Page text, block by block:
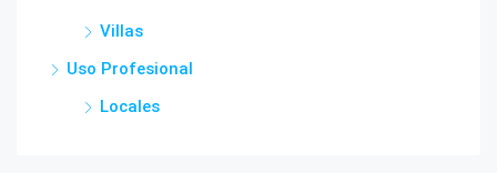
Villas
Uso Profesional
Locales